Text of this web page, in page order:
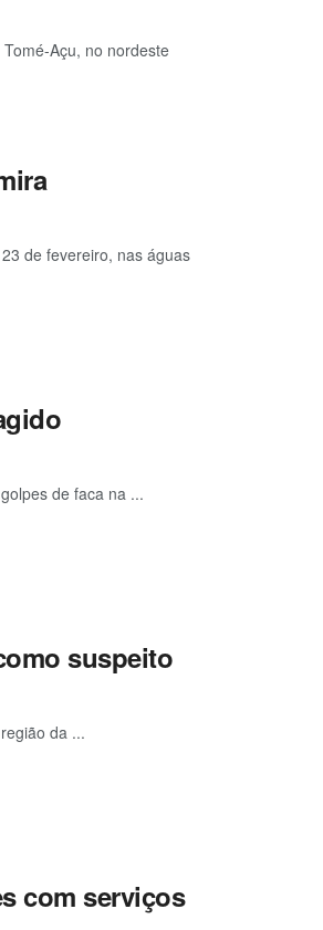
Açu, no nordeste
de fevereiro, nas águas
de faca na ...
suspeito
da ...
com serviços